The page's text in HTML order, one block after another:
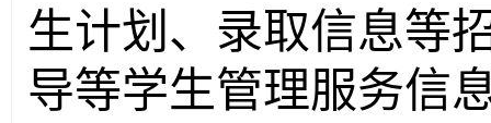
生计划、录取信息等
导等学生管理服务信